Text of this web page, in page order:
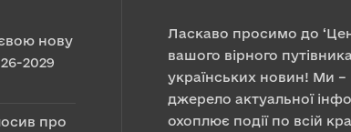
нову
2029
про
Ласкаво просимо до
вашого вірного путівника
українських новин! Ми –
джерело актуальної
охоплює події по всій